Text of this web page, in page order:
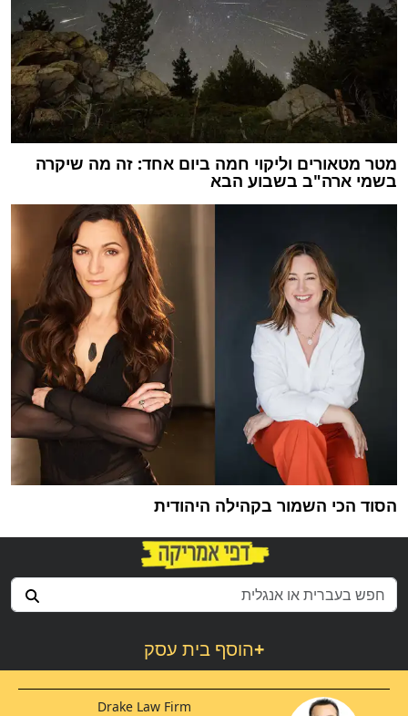
מטר מטאורים וליקוי חמה ביום אחד: זה מה שיקרה
בשמי ארה"ב בשבוע הבא
הסוד הכי השמור בקהילה היהודית
הוסף בית עסק+
Drake Law Firm